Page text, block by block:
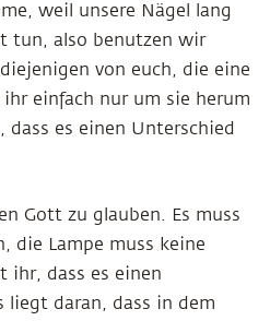
weil unsere Nägel lang
tun, also benutzen wir
von euch, die eine
einfach nur um sie herum
es einen Unterschied
Gott zu glauben. Es muss
die Lampe muss keine
ihr, dass es einen
liegt daran, dass in dem